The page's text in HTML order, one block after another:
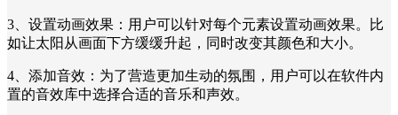
3、设置动画效果：用户可以针对每个元素设置动画效果。比
如让太阳从画面下方缓缓升起，同时改变其颜色和大小。
4、添加音效：为了营造更加生动的氛围，用户可以在软件内
置的音效库中选择合适的音乐和声效。